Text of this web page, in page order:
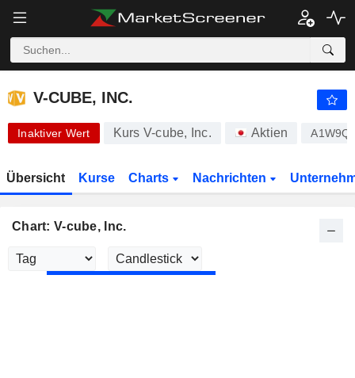
V-CUBE, INC.
V-CUBE, INC.
Inaktiver Wert Kurs V-cube, Inc. Aktien
Übersicht Kurse Charts Nachrichten
Chart: V-cube, Inc.